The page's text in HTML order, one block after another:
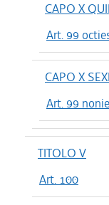
CAPO X
Art. 99
CAPO X
Art. 99
TITOLO V
Art. 100